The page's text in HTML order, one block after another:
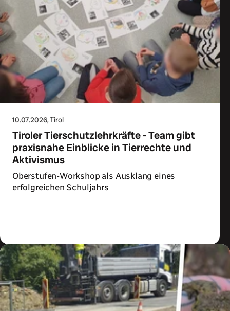
10.07.2026, Tirol
Tiroler Tierschutzlehrkräfte - Team gibt
praxisnahe Einblicke in Tierrechte und
Aktivismus
Oberstufen-Workshop als Ausklang eines
erfolgreichen Schuljahrs